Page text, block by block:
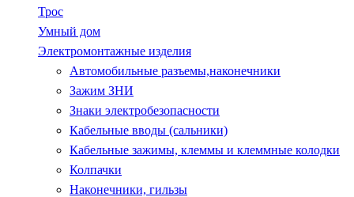
Трос
Умный дом
Электромонтажные изделия
Автомобильные разъемы,наконечники
Зажим ЗНИ
Знаки электробезопасности
Кабельные вводы (сальники)
Кабельные зажимы, клеммы и клеммные колодки
Колпачки
Наконечники, гильзы